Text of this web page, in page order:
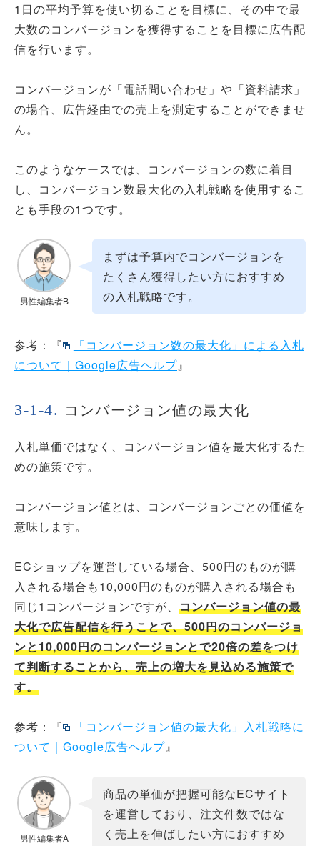
1日の平均予算を使い切ることを目標に、その中で最
大数のコンバージョンを獲得することを目標に広告配
信を行います。
コンバージョンが「電話問い合わせ」や「資料請求」
の場合、広告経由での売上を測定することができませ
ん。
このようなケースでは、コンバージョンの数に着目
し、コンバージョン数最大化の入札戦略を使用するこ
とも手段の1つです。
男性編集者B
まずは予算内でコンバージョンを
たくさん獲得したい方におすすめ
の入札戦略です。
参考：『
「コンバージョン数の最大化」による入札
について｜Google広告ヘルプ』
コンバージョン値の最大化
入札単価ではなく、コンバージョン値を最大化するた
めの施策です。
コンバージョン値とは、コンバージョンごとの価値を
意味します。
ECショップを運営している場合、500円のものが購
入される場合も10,000円のものが購入される場合も
同じ1コンバージョンですが、 コンバージョン値の最
大化で広告配信を行うことで、500円のコンバージョ
ンと10,000円のコンバージョンとで20倍の差をつけ
て判断することから、売上の増大を見込める施策で
す。
参考：『
「コンバージョン値の最大化」入札戦略に
ついて｜Google広告ヘルプ』
男性編集者A
商品の単価が把握可能なECサイト
を運営しており、注文件数ではな
く売上を伸ばしたい方におすすめ